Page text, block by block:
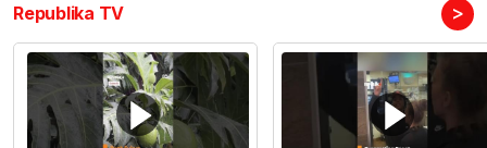
Republika TV >